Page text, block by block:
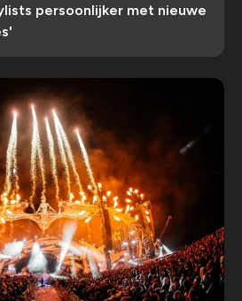
persoonlijker met nieuwe